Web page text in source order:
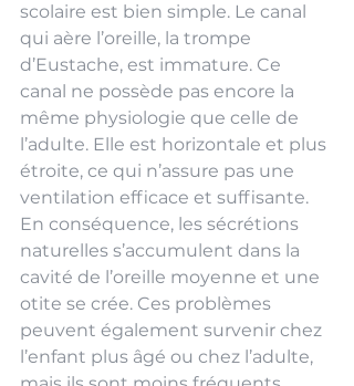
scolaire est bien simple. Le canal
qui aère l’oreille, la trompe
d’Eustache, est immature. Ce
canal ne possède pas encore la
même physiologie que celle de
l’adulte. Elle est horizontale et plus
étroite, ce qui n’assure pas une
ventilation efficace et suffisante.
En conséquence, les sécrétions
naturelles s’accumulent dans la
cavité de l’oreille moyenne et une
otite se crée. Ces problèmes
peuvent également survenir chez
l’enfant plus âgé ou chez l’adulte,